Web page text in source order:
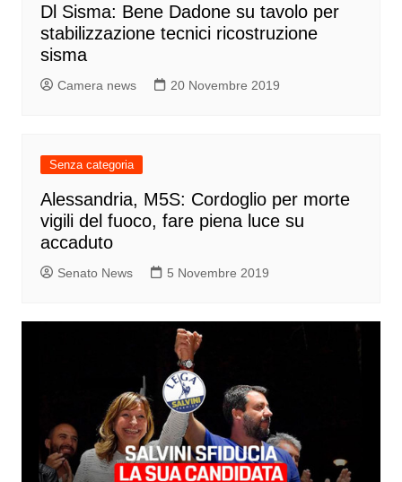
Dl Sisma: Bene Dadone su tavolo per
stabilizzazione tecnici ricostruzione
sisma
Camera news 20 Novembre 2019
Senza categoria
Alessandria, M5S: Cordoglio per morte
vigili del fuoco, fare piena luce su
accaduto
Senato News 5 Novembre 2019